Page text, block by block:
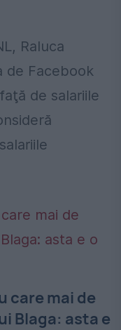
Raluca
de Facebook
de salariile
care mai de
Blaga: asta e